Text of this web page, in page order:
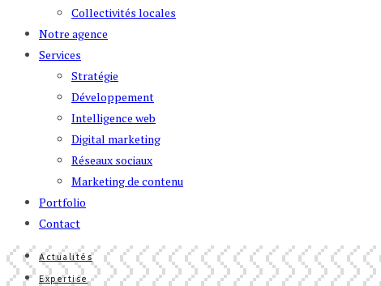
Collectivités locales
Notre agence
Services
Stratégie
Développement
Intelligence web
Digital marketing
Réseaux sociaux
Marketing de contenu
Portfolio
Contact
Actualités
Expertise